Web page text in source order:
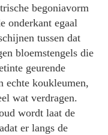
begoniavorm
onderkant egaal
tussen dat
bloemstengels die
geurende
echte koukleumen,
wat verdragen.
wordt laat de
er langs de